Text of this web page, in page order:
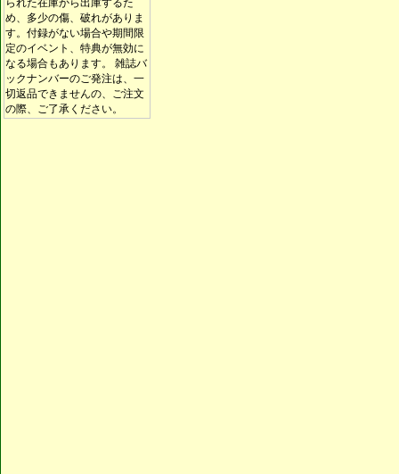
られた在庫から出庫するた
め、多少の傷、破れがありま
す。付録がない場合や期間限
定のイベント、特典が無効に
なる場合もあります。 雑誌バ
ックナンバーのご発注は、一
切返品できませんの、ご注文
の際、ご了承ください。